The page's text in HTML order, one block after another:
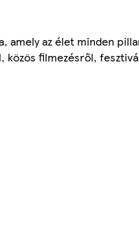
amely az élet minden
közös filmezésről,